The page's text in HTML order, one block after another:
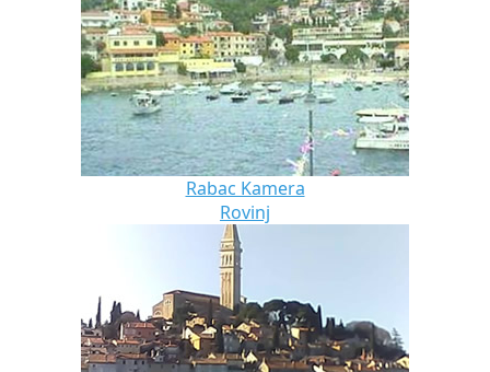
Rabac Kamera
Rovinj